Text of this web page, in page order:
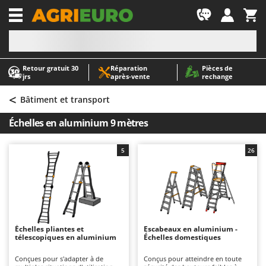
Retour gratuit 30
jrs
Réparation
après‑vente
Pièces de
rechange
-1
A
Abris de jardin
Accessoires pour tracteurs tondeuses autoportés
Aérateurs Scarificateurs pour gazon
Arracheuses de pommes de terre pour tracteur
Aspirateurs - Balais Électriques
Aspirateurs à cendres
Aspirateurs à feuilles sur roues
Aspirateurs de piscine
Aspirateurs Multifonctions
Atomiseurs agricoles pour tracteurs
Atomiseurs pour traitements
A
AgriEuro Premium
AgriEuro TOP-LINE
AGT
Aima
Airmec
AL-KO
ALA 2000
Alce
Alpina
Ama
< Bâtiment et transport
Échelles en aluminium 9 mètres
Échelles pliantes et
télescopiques en aluminium
Conçues pour s'adapter à de
5
Escabeaux en aluminium -
Échelles domestiques
Conçus pour atteindre en toute
26